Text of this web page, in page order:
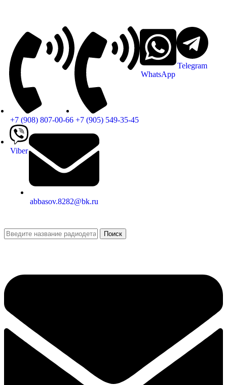
+7 (908) 807-00-66 +7 (905) 549-35-45
WhatsApp
Telegram
Viber
abbasov.8282@bk.ru
Поиск